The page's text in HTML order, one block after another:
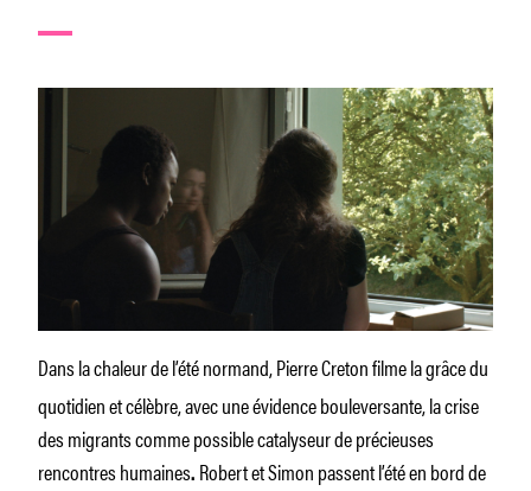
Dansla chaleur de l’été normand, Pierre Creton filme la grâce du
quotidien et célèbre, avec une évidence bouleversante, la crise
des migrants comme possible catalyseur de précieuses
rencontres humaines. Robert et Simon passent l’été en bord de